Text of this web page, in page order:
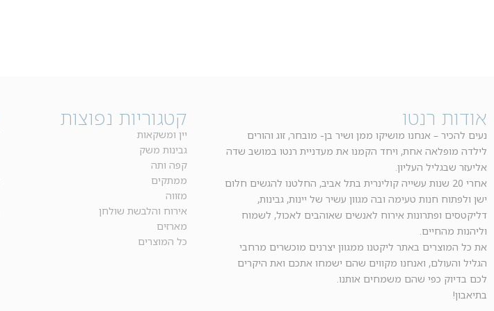
אודות רנטו
נעים להכיר – אנחנו מושיקו ממן ושיר בן- מובחר, זוג והורים
לילדה מופלאה אחת, ויחד הקמנו את מעדניית רנטו במושב שדה
אליעזר שבגליל העליון.
אחרי 20 שנות עשייה קולינרית בתל אביב, החלטנו להגשים חלום
ישן ולפתוח חנות טעימה ובה מגוון עשיר של יינות, גבינות,
דליקטסים ופתרונות אירוח לאנשים שאוהבים לאכול, לשמוח
וליהנות מהחיים.
את כל המוצרים באתר ליקטנו ממגוון יצרנים מוכשרים מרחבי
הגליל והעולם, ואנחנו מקווים שהם ישמחו אתכם ואת היקרים
לכם בדיוק כפי שהם משמחים אותנו.
בתיאבון!
קטגוריות נפוצות
יין ומשקאות
גבינות משק
קפה ותה
ממתקים
מזווה
אירוח והלבשת שולחן
מארזים
כל המוצרים